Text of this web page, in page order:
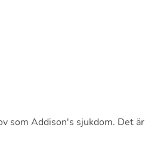
som Addison's sjukdom. Det är